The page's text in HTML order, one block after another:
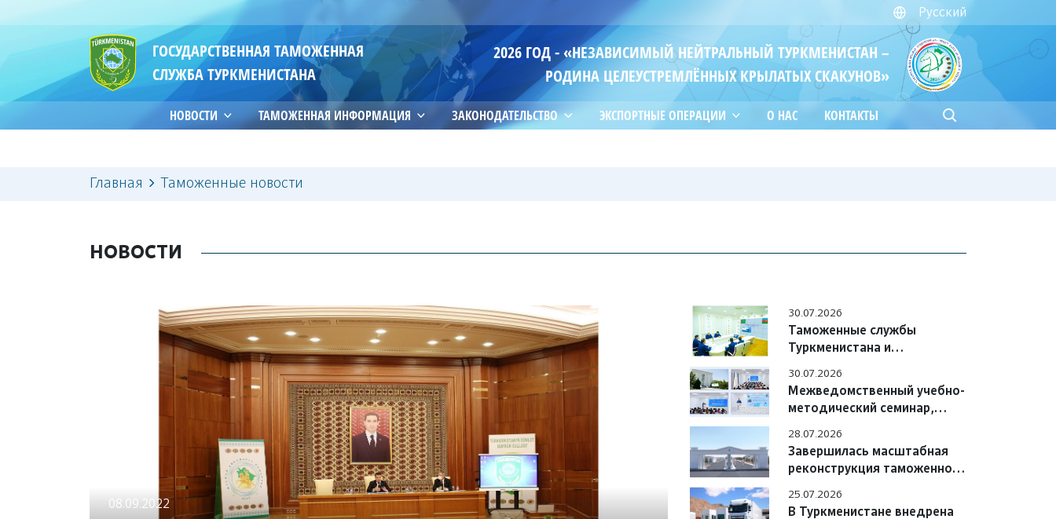
Русский
ГОСУДАРСТВЕННАЯ ТАМОЖЕННАЯ
СЛУЖБА ТУРКМЕНИСТАНА
2026 ГОД - «НЕЗАВИСИМЫЙ НЕЙТРАЛЬНЫЙ ТУРКМЕНИСТАН –
РОДИНА ЦЕЛЕУСТРЕМЛЁННЫХ КРЫЛАТЫХ СКАКУНОВ»
НОВОСТИ ТАМОЖЕННАЯ ИНФОРМАЦИЯ ЗАКОНОДАТЕЛЬСТВО ЭКСПОРТНЫЕ ОПЕРАЦИИ О НАС КОНТАКТЫ
Главная Таможенные новости
НОВОСТИ
08.09.2022
30.07.2026
Таможенные службы
Туркменистана и
вопросы практического
взаимодействия
30.07.2026
Межведомственный учебно-
методический семинар,
28.07.2026
Завершилась масштабная
реконструкция таможенного
25.07.2026
В Туркменистане внедрена